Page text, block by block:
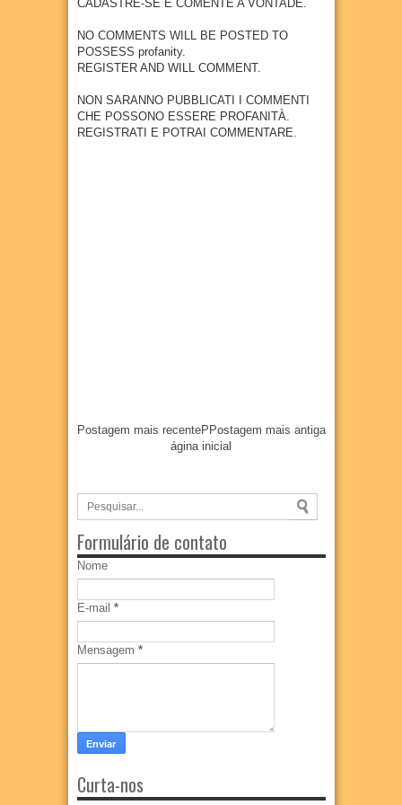
04 Aug 2026
ce do
câncer
27 Jul 2026
a
erá
empr
esa
metal
úrgica
com
previs
ão de
300
CADASTRE-SE E COMENTE A VONTADE.
NO COMMENTS WILL BE POSTED TO
POSSESS profanity.
REGISTER AND WILL COMMENT.
NON SARANNO PUBBLICATI I COMMENTI
CHE POSSONO ESSERE PROFANITÀ.
REGISTRATI E POTRAI COMMENTARE.
Postagem mais recente Postagem mais antiga
P
ágina inicial
Formulário de contato
Nome
E-mail *
Mensagem *
Curta-nos